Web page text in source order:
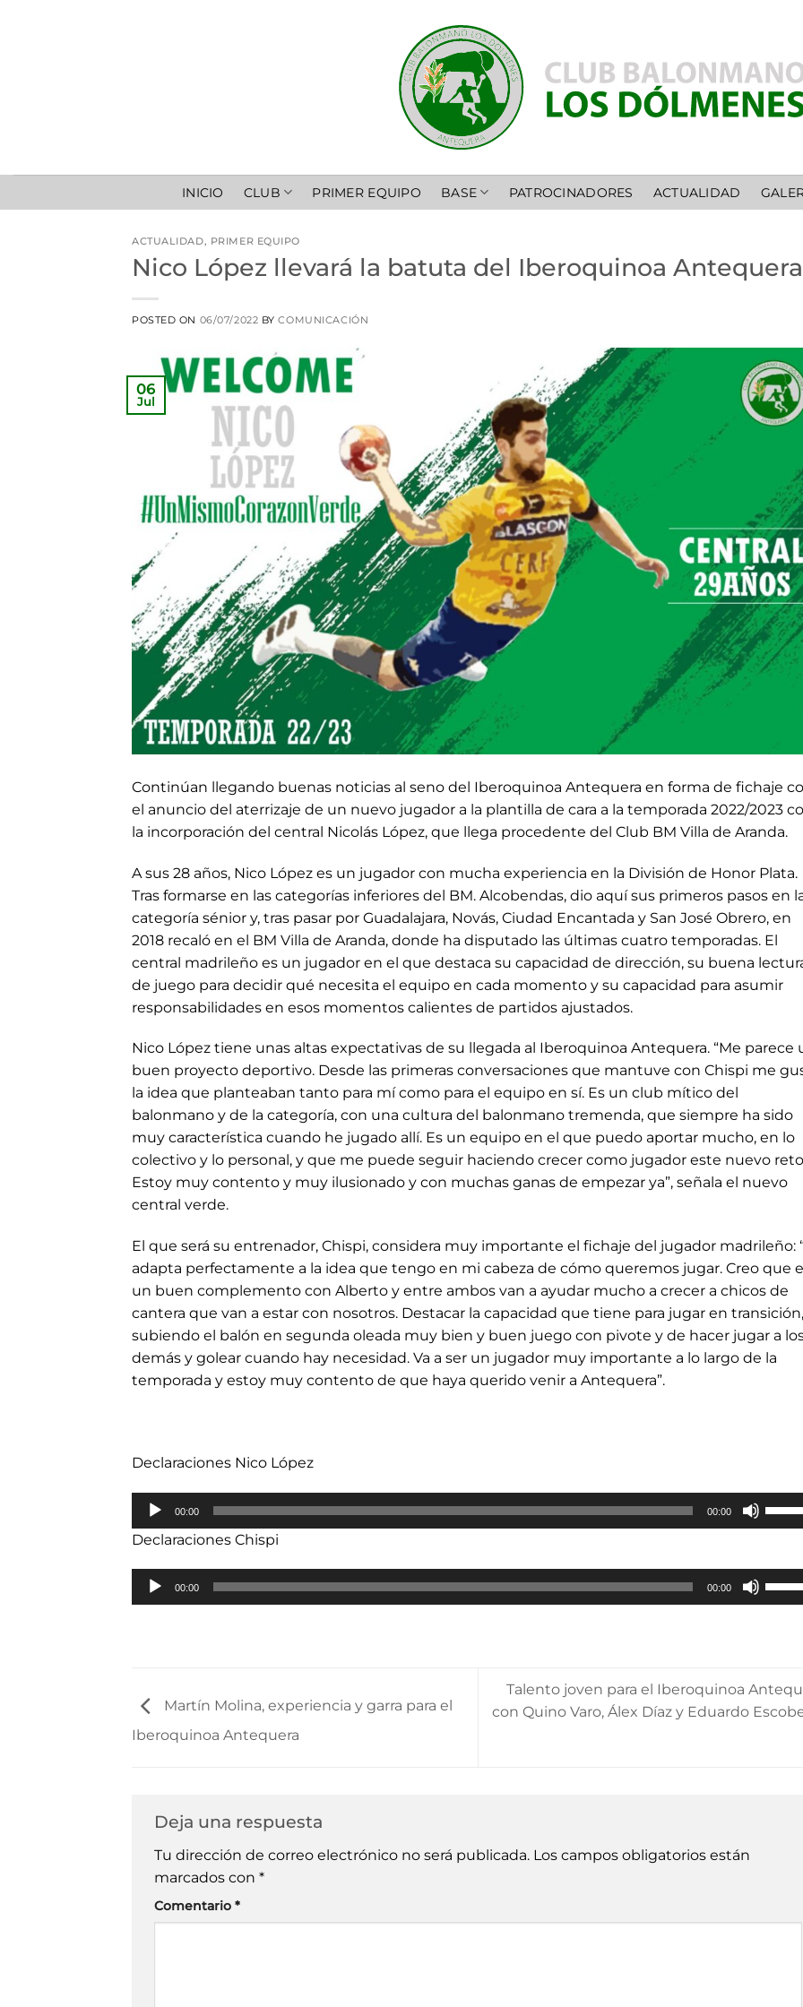
INICIO CLUB PRIMER EQUIPO BASE PATROCINADORES ACTUALIDAD
ACTUALIDAD, PRIMER EQUIPO
Nico López llevará la batuta del Iberoquinoa Antequera
POSTED ON 06/07/2022 BYCOMUNICACIÓN
06
Jul
Continúan llegando buenas noticias al seno del Iberoquinoa Antequera en forma de fichaje
el anuncio del aterrizaje de un nuevo jugador a la plantilla de cara a la temporada 2022/2023
la incorporación del central Nicolás López, que llega procedente del Club BM Villa de Aranda.
A sus 28 años, Nico López es un jugador con mucha experiencia en la División de Honor Plata.
Tras formarse en las categorías inferiores del BM. Alcobendas, dio aquí sus primeros pasos en
categoría sénior y, tras pasar por Guadalajara, Novás, Ciudad Encantada y San José Obrero, en
2018 recaló en el BM Villa de Aranda, donde ha disputado las últimas cuatro temporadas. El
central madrileño es un jugador en el que destaca su capacidad de dirección, su buena
de juego para decidir qué necesita el equipo en cada momento y su capacidad para asumir
responsabilidades en esos momentos calientes de partidos ajustados.
Nico López tiene unas altas expectativas de su llegada al Iberoquinoa Antequera. “Me parece
buen proyecto deportivo. Desde las primeras conversaciones que mantuve con Chispi me
la idea que planteaban tanto para mí como para el equipo en sí. Es un club mítico del
balonmano y de la categoría, con una cultura del balonmano tremenda, que siempre ha sido
muy característica cuando he jugado allí. Es un equipo en el que puedo aportar mucho, en lo
colectivo y lo personal, y que me puede seguir haciendo crecer como jugador este nuevo
Estoy muy contento y muy ilusionado y con muchas ganas de empezar ya”, señala el nuevo
central verde.
El que será su entrenador, Chispi, considera muy importante el fichaje del jugador madrileño:
adapta perfectamente a la idea que tengo en mi cabeza de cómo queremos jugar. Creo que
un buen complemento con Alberto y entre ambos van a ayudar mucho a crecer a chicos de
cantera que van a estar con nosotros. Destacar la capacidad que tiene para jugar en transición,
subiendo el balón en segunda oleada muy bien y buen juego con pivote y de hacer jugar a
demás y golear cuando hay necesidad. Va a ser un jugador muy importante a lo largo de la
temporada y estoy muy contento de que haya querido venir a Antequera”.
Declaraciones Nico López
Reproductor
de
audio
00:00 00:00
las
de
flecha
o
Declaraciones Chispi
Reproductor
de
00:00 00:00
las
para
Martín Molina, experiencia y garra para el
Iberoquinoa Antequera
Talento joven para el Iberoquinoa
con Quino Varo, Álex Díaz y Eduardo
Deja una respuesta
Tu dirección de correo electrónico no será publicada. Los campos obligatorios están
marcados con *
Comentario *